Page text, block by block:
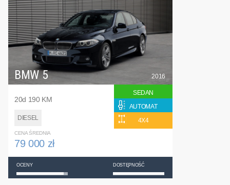
BMW 5
20d 190 KM
DIESEL
2016
SEDAN
AUTOMAT
4X4
CENA ŚREDNIA
79 000 zł
OCENY DOSTĘPNOŚĆ